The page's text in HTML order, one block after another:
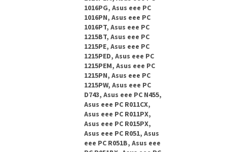
1016PG, Asus eee PC
1016PN, Asus eee PC
1016PT, Asus eee PC
1215BT, Asus eee PC
1215PE, Asus eee PC
1215PED, Asus eee PC
1215PEM, Asus eee PC
1215PN, Asus eee PC
1215PW, Asus eee PC
D743, Asus eee PC N455,
Asus eee PC R011CX,
Asus eee PC R011PX,
Asus eee PC R015PX,
Asus eee PC R051, Asus
eee PC R051B, Asus eee